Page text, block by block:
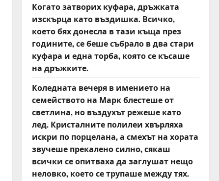
Когато затворих куфара, дръжката
изскърца като въздишка. Всичко,
което бях донесла в тази къща през
годините, се беше събрало в два стари
куфара и една торба, която се късаше
на дръжките.
Коледната вечеря в имението на
семейството на Марк блестеше от
светлина, но въздухът режеше като
лед. Кристалните полилеи хвърляха
искри по порцелана, а смехът на хората
звучеше прекалено силно, сякаш
всички се опитваха да заглушат нещо
неловко, което се трупаше между тях.